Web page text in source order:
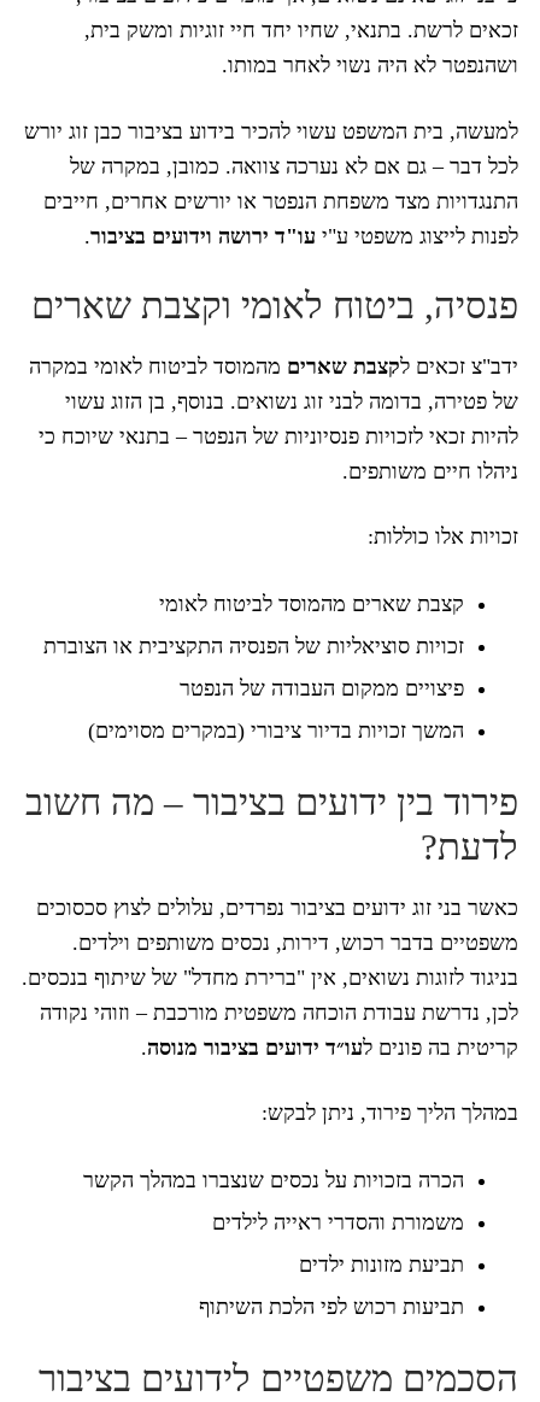
זכאים לרשת. בתנאי, שחיו יחד חיי זוגיות ומשק בית,
ושהנפטר לא היה נשוי לאחר במותו.
למעשה, בית המשפט עשוי להכיר בידוע בציבור כבן זוג יורש
לכל דבר – גם אם לא נערכה צוואה. כמובן, במקרה של
התנגדויות מצד משפחת הנפטר או יורשים אחרים, חייבים
לפנות לייצוג משפטי ע"י עו"ד ירושה וידועים בציבור.
פנסיה, ביטוח לאומי וקצבת שארים
ידב"צ זכאים לקצבת שארים מהמוסד לביטוח לאומי במקרה
של פטירה, בדומה לבני זוג נשואים. בנוסף, בן הזוג עשוי
להיות זכאי לזכויות פנסיוניות של הנפטר – בתנאי שיוכח כי
ניהלו חיים משותפים.
זכויות אלו כוללות:
קצבת שארים מהמוסד לביטוח לאומי
זכויות סוציאליות של הפנסיה התקציבית או הצוברת
פיצויים ממקום העבודה של הנפטר
המשך זכויות בדיור ציבורי (במקרים מסוימים)
פירוד בין ידועים בציבור – מה חשוב
לדעת?
כאשר בני זוג ידועים בציבור נפרדים, עלולים לצוץ סכסוכים
משפטיים בדבר רכוש, דירות, נכסים משותפים וילדים.
בניגוד לזוגות נשואים, אין "ברירת מחדל" של שיתוף בנכסים.
לכן, נדרשת עבודת הוכחה משפטית מורכבת – וזוהי נקודה
קריטית בה פונים לעו״ד ידועים בציבור מנוסה.
במהלך הליך פירוד, ניתן לבקש:
הכרה בזכויות על נכסים שנצברו במהלך הקשר
משמורת והסדרי ראייה לילדים
תביעת מזונות ילדים
תביעות רכוש לפי הלכת השיתוף
הסכמים משפטיים לידועים בציבור